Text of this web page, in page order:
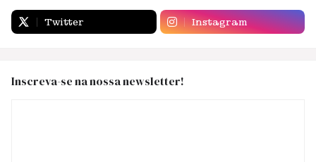
Twitter Instagram
Inscreva-se na nossa newsletter!